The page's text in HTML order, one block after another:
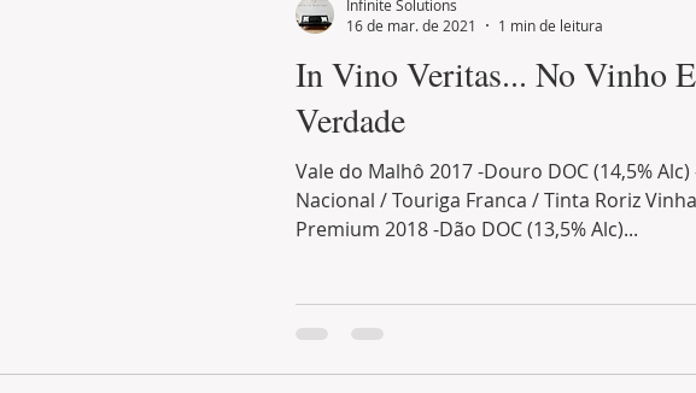
In Vino Veritas... No Vinho
Verdade
Vale do Malhô 2017 -Douro DOC (14,5% Alc)
Nacional / Touriga Franca / Tinta Roriz
Premium 2018 -Dão DOC (13,5% Alc)...
Infinite Solutions
16 de mar. de 2021
1 min de leitura